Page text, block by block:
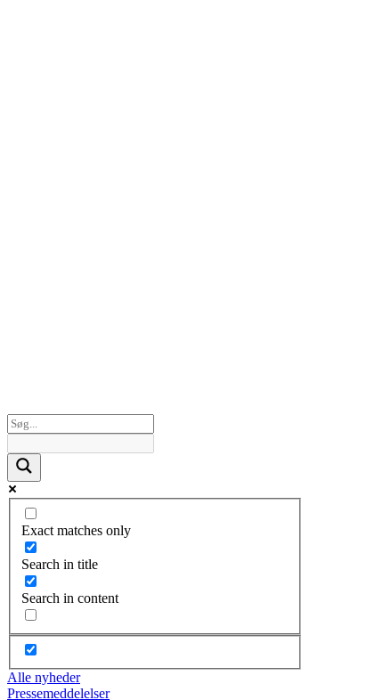
Exact matches only
Search in title
Search in content
Alle nyheder
Pressemeddelelser